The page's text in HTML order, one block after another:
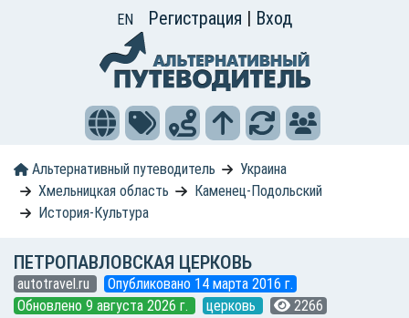
EN Регистрация | Вход
Альтернативный путеводитель
Украина
Хмельницкая область
Каменец-Подольский
История-Культура
ПЕТРОПАВЛОВСКАЯ ЦЕРКОВЬ
autotravel.ru
Опубликовано 14 марта 2016 г.
Обновлено 9 августа 2026 г.
церковь 2266